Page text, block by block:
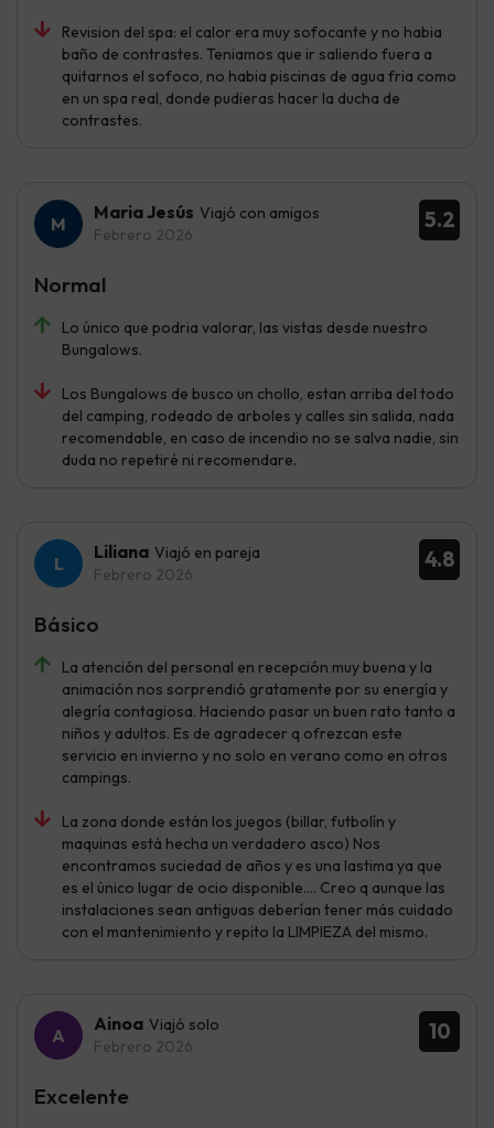
Revision del spa: el calor era muy sofocante y no habia
baño de contrastes. Teniamos que ir saliendo fuera a
quitarnos el sofoco, no habia piscinas de agua fria como
en un spa real, donde pudieras hacer la ducha de
contrastes.
5.2
Maria Jesús Viajó con amigos
Febrero 2026
Lo único que podria valorar, las vistas desde nuestro
Bungalows.
Los Bungalows de busco un chollo, estan arriba del todo
del camping, rodeado de arboles y calles sin salida, nada
recomendable, en caso de incendio no se salva nadie, sin
duda no repetiré ni recomendare.
Normal
4.8
Liliana Viajó en pareja
Febrero 2026
La atención del personal en recepción muy buena y la
animación nos sorprendió gratamente por su energía y
alegría contagiosa. Haciendo pasar un buen rato tanto a
niños y adultos. Es de agradecer q ofrezcan este
servicio en invierno y no solo en verano como en otros
campings.
La zona donde están los juegos (billar, futbolín y
maquinas está hecha un verdadero asco) Nos
encontramos suciedad de años y es una lastima ya que
es el único lugar de ocio disponible.... Creo q aunque las
instalaciones sean antiguas deberían tener más cuidado
con el mantenimiento y repito la LIMPIEZA del mismo.
Básico
10
Ainoa Viajó solo
Febrero 2026
Excelente